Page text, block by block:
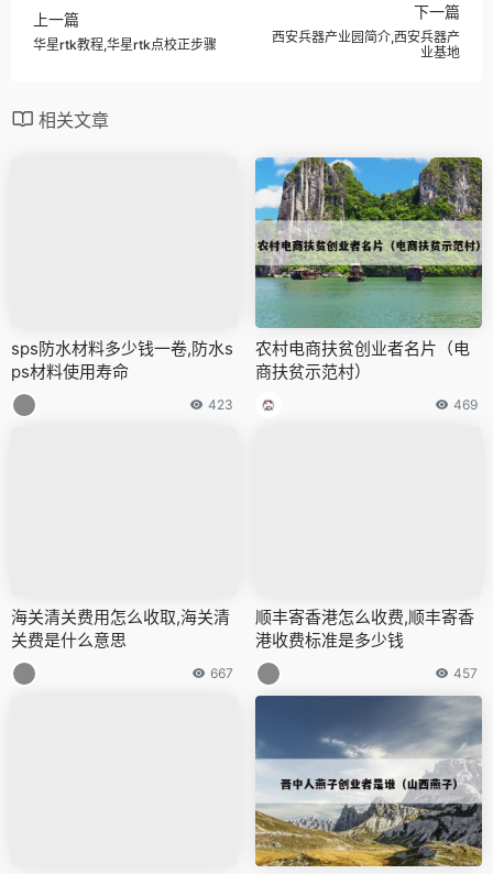
上一篇
华星rtk教程,华星rtk点校正步骤
下一篇
西安兵器产业园简介,西安兵器产
业基地
相关文章
sps防水材料多少钱一卷,防水s
ps材料使用寿命
423
农村电商扶贫创业者名片（电
商扶贫示范村）
469
海关清关费用怎么收取,海关清
关费是什么意思
667
顺丰寄香港怎么收费,顺丰寄香
港收费标准是多少钱
457